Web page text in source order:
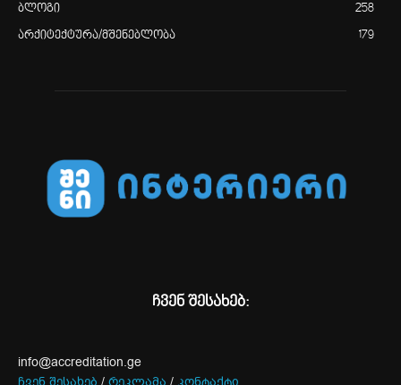
ბლოგი 258
არქიტექტურა/მშენებლობა 179
ჩვენ შესახებ:
info@accreditation.ge